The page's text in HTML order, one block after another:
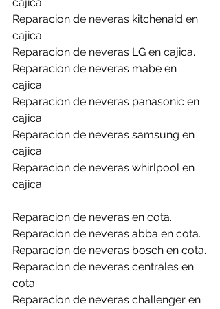
cajica.
Reparacion de neveras kitchenaid en
cajica.
Reparacion de neveras LG en cajica.
Reparacion de neveras mabe en
cajica.
Reparacion de neveras panasonic en
cajica.
Reparacion de neveras samsung en
cajica.
Reparacion de neveras whirlpool en
cajica.
Reparacion de neveras en cota.
Reparacion de neveras abba en cota.
Reparacion de neveras bosch en cota.
Reparacion de neveras centrales en
cota.
Reparacion de neveras challenger en